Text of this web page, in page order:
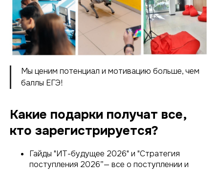
Мы ценим потенциал и мотивацию больше, чем
баллы ЕГЭ!
Какие подарки получат все,
кто зарегистрируется?
Гайды "ИТ-будущее 2026" и "Стратегия
поступления 2026”— все о поступлении и